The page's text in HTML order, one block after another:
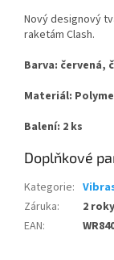
Nový designový
raketám Clash.
Barva: červená,
Materiál:
Balení: 2 ks
Doplňkové
Kategorie:
Záruka:
2 roky
EAN: